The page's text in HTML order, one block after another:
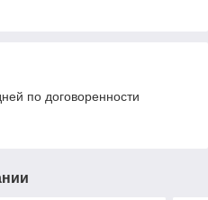
по договоренности